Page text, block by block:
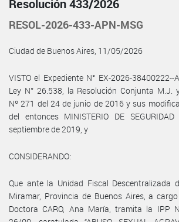
Resolución 433/2026
RESOL-2026-433-APN-MSG
Ciudad de Buenos Aires, 11/05/2026
VISTO el Expediente N° EX-2026-38400222--
Ley N° 26.538, la Resolución Conjunta M.J.
Nº 271 del 24 de junio de 2016 y sus
del entonces MINISTERIO DE
septiembre de 2019, y
CONSIDERANDO:
Que ante la Unidad Fiscal Descentralizada
Miramar, Provincia de Buenos Aires, a
Doctora CARO, Ana María, tramita la IPP